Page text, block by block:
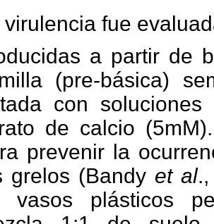
virulencia fue
a partir de
(pre-básica)
con
de calcio
prevenir la
grelos (Bandy et al.,
vasos plásticos